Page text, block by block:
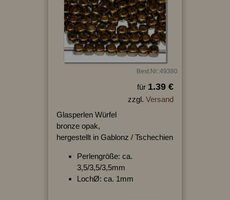
Best.Nr.:49380
für 1.39 €
zzgl. Versand
Glasperlen Würfel
bronze opak,
hergestellt in Gablonz / Tschechien
Perlengröße: ca.
3,5/3,5/3,5mm
LochØ: ca. 1mm